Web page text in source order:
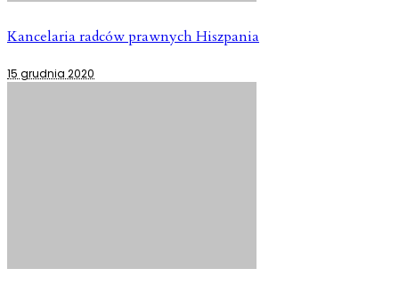
Kancelaria radców prawnych Hiszpania
15 grudnia 2020